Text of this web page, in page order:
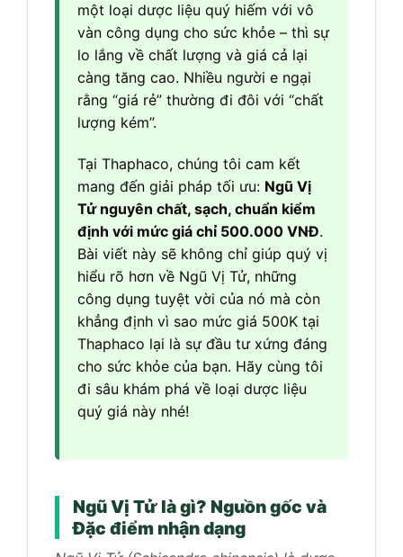
một loại dược liệu quý hiếm với vô
vàn công dụng cho sức khỏe – thì sự
lo lắng về chất lượng và giá cả lại
càng tăng cao. Nhiều người e ngại
rằng “giá rẻ” thường đi đôi với “chất
lượng kém”.
Tại Thaphaco, chúng tôi cam kết
mang đến giải pháp tối ưu: Ngũ Vị
Tử nguyên chất, sạch, chuẩn kiểm
định với mức giá chỉ 500.000 VNĐ.
Bài viết này sẽ không chỉ giúp quý vị
hiểu rõ hơn về Ngũ Vị Tử, những
công dụng tuyệt vời của nó mà còn
khẳng định vì sao mức giá 500K tại
Thaphaco lại là sự đầu tư xứng đáng
cho sức khỏe của bạn. Hãy cùng tôi
đi sâu khám phá về loại dược liệu
quý giá này nhé!
Ngũ Vị Tử là gì? Nguồn gốc và
Đặc điểm nhận dạng